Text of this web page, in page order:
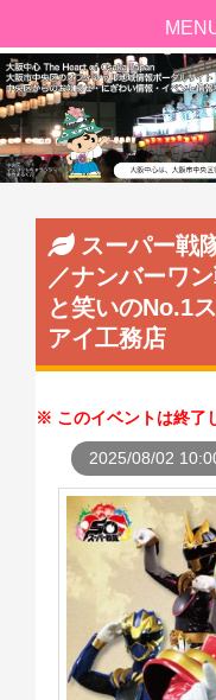
スーパー戦
／ナンバーワ
と笑いのNo.1
アイ工務店
このイベントは終了
2025/08/02